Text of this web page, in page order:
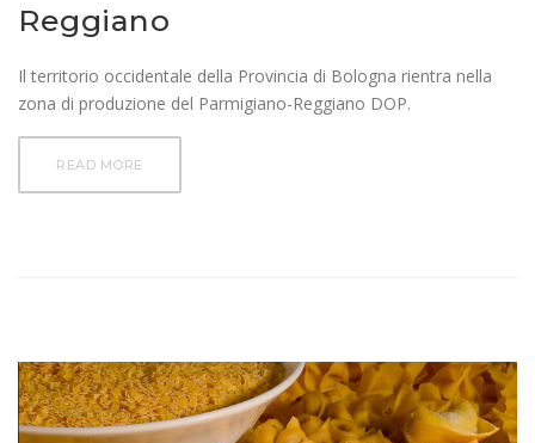
Reggiano
Il territorio occidentale della Provincia di Bologna rientra nella
zona di produzione del Parmigiano-Reggiano DOP.
READ MORE